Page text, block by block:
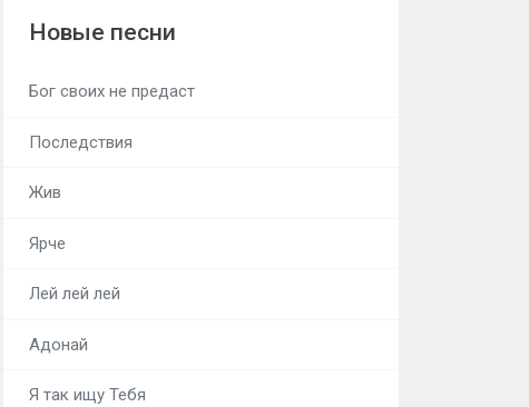
Новые песни
Бог своих не предаст
Последствия
Жив
Ярче
Лей лей лей
Адонай
Я так ищу Тебя